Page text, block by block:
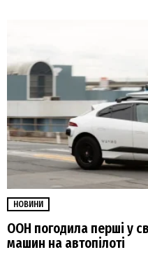
НОВИНИ
ООН погодила перші у
машин на автопілоті